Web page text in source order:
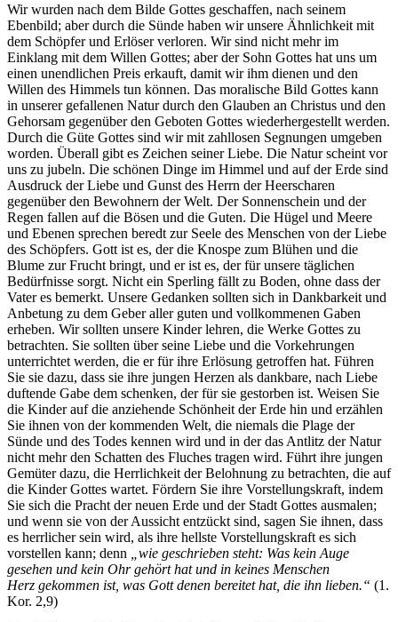
Wir wurden nach dem Bilde Gottes geschaffen, nach seinem
Ebenbild; aber durch die Sünde haben wir unsere Ähnlichkeit mit
dem Schöpfer und Erlöser verloren. Wir sind nicht mehr im
Einklang mit dem Willen Gottes; aber der Sohn Gottes hat uns um
einen unendlichen Preis erkauft, damit wir ihm dienen und den
Willen des Himmels tun können. Das moralische Bild Gottes kann
in unserer gefallenen Natur durch den Glauben an Christus und den
Gehorsam gegenüber den Geboten Gottes wiederhergestellt werden.
Durch die Güte Gottes sind wir mit zahllosen Segnungen umgeben
worden. Überall gibt es Zeichen seiner Liebe. Die Natur scheint vor
uns zu jubeln. Die schönen Dinge im Himmel und auf der Erde sind
Ausdruck der Liebe und Gunst des Herrn der Heerscharen
gegenüber den Bewohnern der Welt. Der Sonnenschein und der
Regen fallen auf die Bösen und die Guten. Die Hügel und Meere
und Ebenen sprechen beredt zur Seele des Menschen von der Liebe
des Schöpfers. Gott ist es, der die Knospe zum Blühen und die
Blume zur Frucht bringt, und er ist es, der für unsere täglichen
Bedürfnisse sorgt. Nicht ein Sperling fällt zu Boden, ohne dass der
Vater es bemerkt. Unsere Gedanken sollten sich in Dankbarkeit und
Anbetung zu dem Geber aller guten und vollkommenen Gaben
erheben. Wir sollten unsere Kinder lehren, die Werke Gottes zu
betrachten. Sie sollten über seine Liebe und die Vorkehrungen
unterrichtet werden, die er für ihre Erlösung getroffen hat. Führen
Sie sie dazu, dass sie ihre jungen Herzen als dankbare, nach Liebe
duftende Gabe dem schenken, der für sie gestorben ist. Weisen Sie
die Kinder auf die anziehende Schönheit der Erde hin und erzählen
Sie ihnen von der kommenden Welt, die niemals die Plage der
Sünde und des Todes kennen wird und in der das Antlitz der Natur
nicht mehr den Schatten des Fluches tragen wird. Führt ihre jungen
Gemüter dazu, die Herrlichkeit der Belohnung zu betrachten, die auf
die Kinder Gottes wartet. Fördern Sie ihre Vorstellungskraft, indem
Sie sich die Pracht der neuen Erde und der Stadt Gottes ausmalen;
und wenn sie von der Aussicht entzückt sind, sagen Sie ihnen, dass
es herrlicher sein wird, als ihre hellste Vorstellungskraft es sich
vorstellen kann; denn
„wie geschrieben steht: Was kein Auge
gesehen und kein Ohr gehört hat und in keines Menschen
Herz gekommen ist, was Gott denen bereitet hat, die ihn lieben.“ (1.
Kor. 2,9)